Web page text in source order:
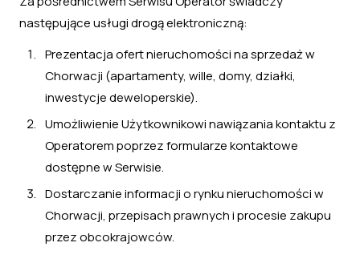
następujące usługi drogą elektroniczną:
Prezentacja ofert nieruchomości na sprzedaż w
Chorwacji (apartamenty, wille, domy, działki,
inwestycje deweloperskie).
Umożliwienie Użytkownikowi nawiązania kontaktu z
Operatorem poprzez formularze kontaktowe
dostępne w Serwisie.
Dostarczanie informacji o rynku nieruchomości w
Chorwacji, przepisach prawnych i procesie zakupu
przez obcokrajowców.